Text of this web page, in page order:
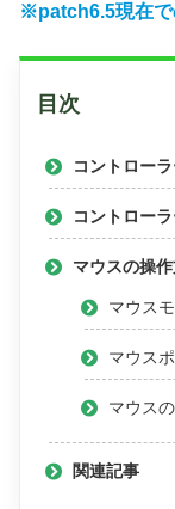
※patch6.5現在で
目次
コントロー
コントロー
マウスの操
マウス
マウス
マウス
関連記事